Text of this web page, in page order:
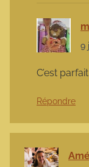
9
C’est
Répondre